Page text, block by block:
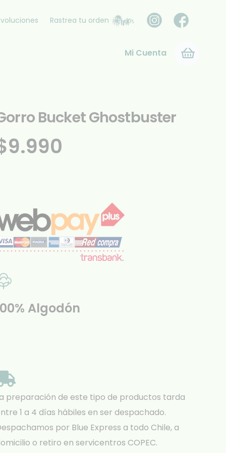
Rastrea tu orden
Mi Cuenta
Bucket Ghostbuster
9.990
Algodón
preparación de este tipo de productos tarda
1 a 4 días hábiles en ser despachado.
por Blue Express a todo Chile, a
o retiro en servicentros COPEC.